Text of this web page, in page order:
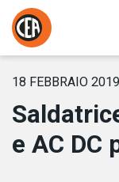
Vai al contenuto
HOME/
PROGETTATA DA CEA
18 FEBBRAIO 2019
e AC DC